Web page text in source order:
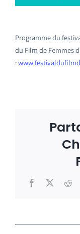
Programme du
du Film de Femmes
:
Facebook
X